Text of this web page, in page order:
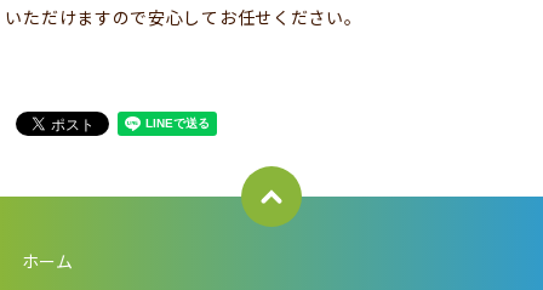
いただけますので安心してお任せください。
ホーム